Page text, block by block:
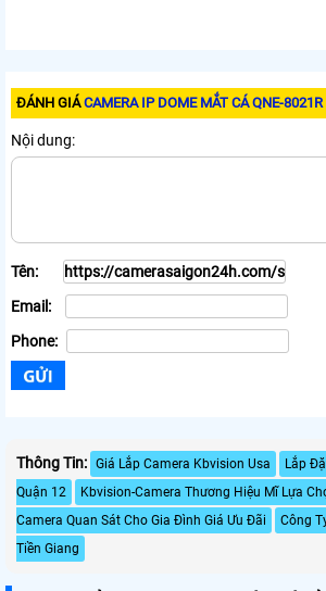
ĐÁNH GIÁCAMERA IP DOME MẮT CÁ QNE-
Nội dung:
Tên:
Email:
Phone:
Thông Tin: Giá Lắp Camera Kbvision Usa
Lắp
Quận 12
Kbvision-Camera Thương Hiệu Mĩ Lựa
Camera Quan Sát Cho Gia Đình Giá Ưu Đãi
Công
Tiền Giang